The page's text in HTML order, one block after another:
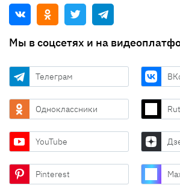
Мы в соцсетях и на
Телеграм
Одноклассники
YouTube
Pinterest